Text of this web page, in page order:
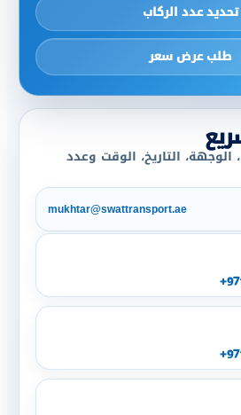
تحديد عدد الركاب
طلب عرض سعر
التاريخ، الوقت وعدد
mukhtar@swattransport.ae